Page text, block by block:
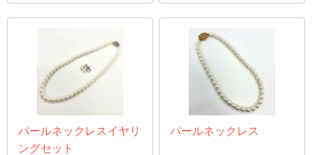
パールネックレスイヤリ
ングセット
パールネックレス